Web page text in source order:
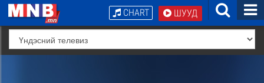
ШУУД
CHART